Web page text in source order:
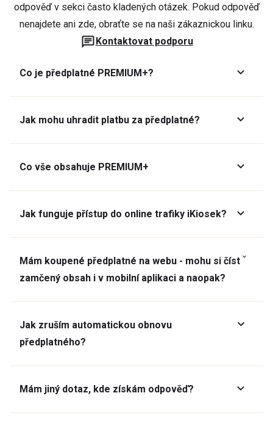
odpověď v sekci často kladených otázek. Pokud odpověď
nenajdete ani zde, obraťte se na naši zákaznickou linku.
Kontaktovat podporu
Co je předplatné PREMIUM+?
Jak mohu uhradit platbu za předplatné?
Co vše obsahuje PREMIUM+
Jak funguje přístup do online trafiky iKiosek?
Mám koupené předplatné na webu - mohu si číst
zamčený obsah i v mobilní aplikaci a naopak?
Jak zruším automatickou obnovu
předplatného?
Mám jiný dotaz, kde získám odpověď?